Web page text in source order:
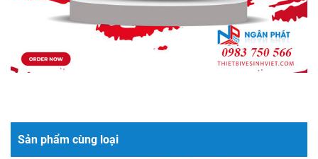
Sản phẩm cùng loại